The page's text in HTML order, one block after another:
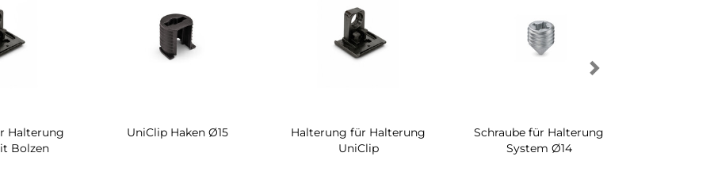
Halterung
Bolzen
UniClip Haken Ø15
Halterung für Halterung
UniClip
Schraube für Halterung
System Ø14